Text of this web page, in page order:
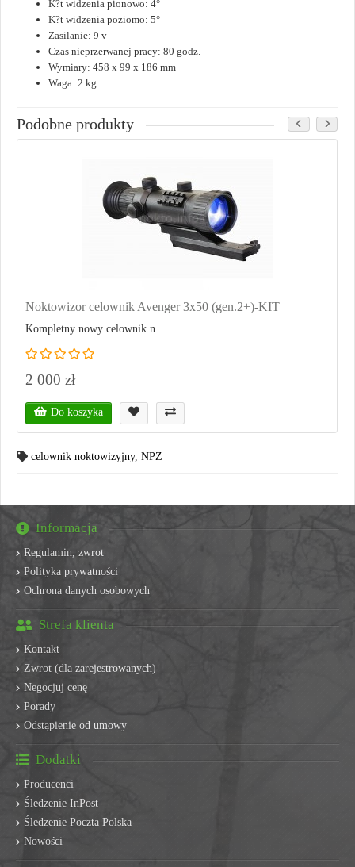
K?t widzenia pionowo: 4°
K?t widzenia poziomo: 5°
Zasilanie: 9 v
Czas nieprzerwanej pracy: 80 godz.
Wymiary: 458 x 99 x 186 mm
Waga: 2 kg
Podobne produkty
Noktowizor celownik Avenger 3x50 (gen.2+)-KIT
Kompletny nowy celownik n..
2 000 zł
Do koszyka
celownik noktowizyjny, NPZ
Informacja
Regulamin, zwrot
Polityka prywatności
Ochrona danych osobowych
Strefa klienta
Kontakt
Zwrot (dla zarejestrowanych)
Negocjuj cenę
Porady
Odstąpienie od umowy
Dodatki
Producenci
Śledzenie InPost
Śledzenie Poczta Polska
Nowości